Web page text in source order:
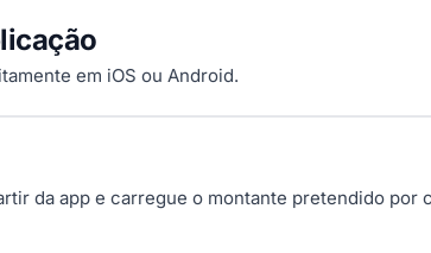
em iOS ou Android.
da app e carregue o montante pretendido por